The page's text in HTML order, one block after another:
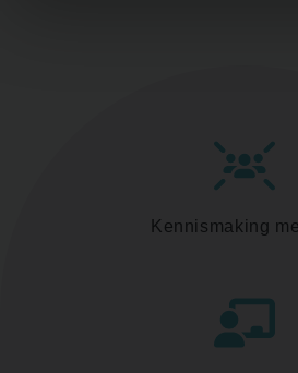
Kennismaking